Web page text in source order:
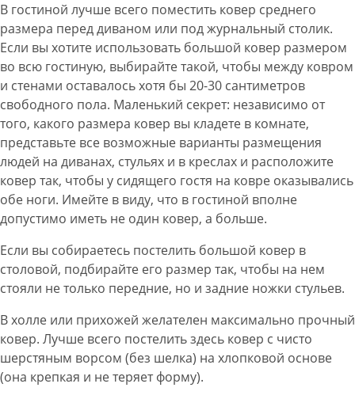
В гостиной лучше всего поместить ковер среднего
размера перед диваном или под журнальный столик.
Если вы хотите использовать большой ковер размером
во всю гостиную, выбирайте такой, чтобы между ковром
и стенами оставалось хотя бы 20-30 сантиметров
свободного пола. Маленький секрет: независимо от
того, какого размера ковер вы кладете в комнате,
представьте все возможные варианты размещения
людей на диванах, стульях и в креслах и расположите
ковер так, чтобы у сидящего гостя на ковре оказывались
обе ноги. Имейте в виду, что в гостиной вполне
допустимо иметь не один ковер, а больше.
Если вы собираетесь постелить большой ковер в
столовой, подбирайте его размер так, чтобы на нем
стояли не только передние, но и задние ножки стульев.
В холле или прихожей желателен максимально прочный
ковер. Лучше всего постелить здесь ковер с чисто
шерстяным ворсом (без шелка) на хлопковой основе
(она крепкая и не теряет форму).